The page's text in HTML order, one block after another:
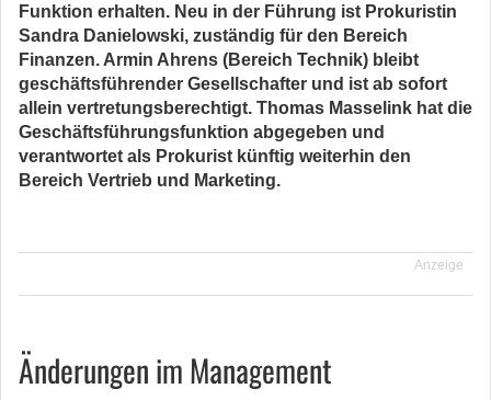
Funktion erhalten. Neu in der Führung ist Prokuristin
Sandra Danielowski, zuständig für den Bereich
Finanzen. Armin Ahrens (Bereich Technik) bleibt
geschäftsführender Gesellschafter und ist ab sofort
allein vertretungsberechtigt. Thomas Masselink hat die
Geschäftsführungsfunktion abgegeben und
verantwortet als Prokurist künftig weiterhin den
Bereich Vertrieb und Marketing.
Anzeige
Änderungen im Management